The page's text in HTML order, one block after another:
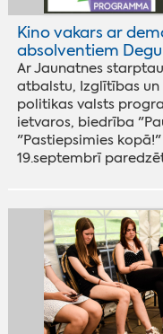
Kino vakars ar
absolventiem
Ar Jaunatnes
atbalstu, Izglītības
politikas valsts
ietvaros, biedrība
"Pastiepsimies
19.septembrī